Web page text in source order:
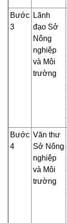
Bước
3
Lãnh
đạo Sở
Nông
nghiệp
và Môi
trường
Bước
4
Văn thư
Sở Nông
nghiệp
và Môi
trường